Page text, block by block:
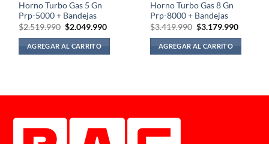
Horno Turbo Gas 5 Gn
Prp-5000 + Bandejas
$2.519.990 El
original
era:
$2.519.990.
$2.049.990El
$2.049.990.
AGREGAR AL CARRITO
Horno Turbo Gas 8 Gn
Prp-8000 + Bandejas
$3.419.990 El
original
era:
$3.419.990.
$3.179.990El
AGREGAR AL CARRITO